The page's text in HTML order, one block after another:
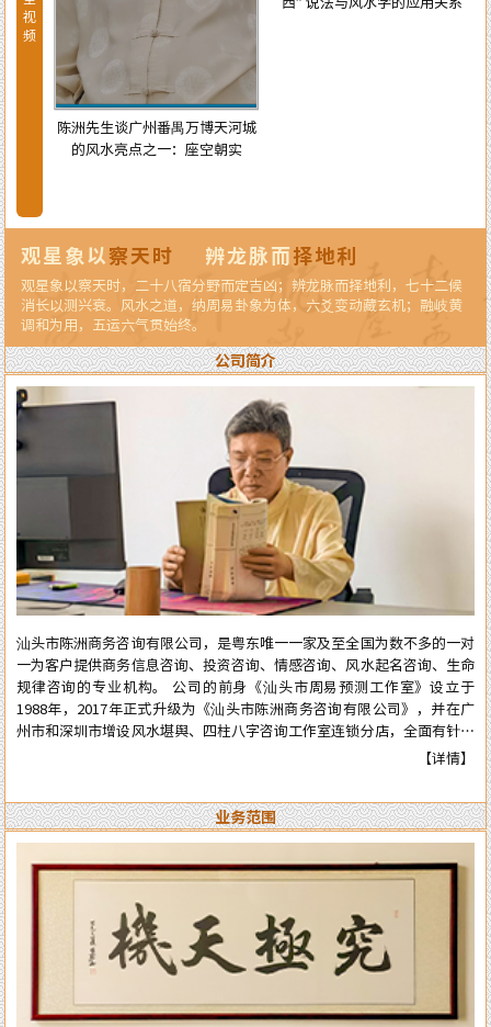
视
频
城
水
陈洲先生谈广州番禺万博天河城
的风水亮点之一：座空朝实
观星象以察天时 辨龙脉而择地利
观星象以察天时，二十八宿分野而定吉凶；辨龙脉而择地利，七十二候
消长以测兴衰。风水之道，纳周易卦象为体，六爻变动藏玄机；融岐黄
调和为用，五运六气贯始终。
公司简介
汕头市陈洲商务咨询有限公司，是粤东唯一一家及至全国为数不多的一对
一为客户提供商务信息咨询、投资咨询、情感咨询、风水起名咨询、生命
规律咨询的专业机构。 公司的前身《汕头市周易预测工作室》设立于
1988年，2017年正式升级为《汕头市陈洲商务咨询有限公司》，并在广
州市和深圳市增设风水堪舆、四柱八字咨询工作室连锁分店，全面有针对
性地为在广州市和深圳市工作、生活的广大广州、深圳客户提供咨询服
可信。近四十年来深得众多新老客户的高度好评和信任。 陈洲先生是三
十年前在汕头市与张克明、胡玉尺名老先生齐名的老牌预测师、风水师。
几十年来专业于四柱八字的预测、周易六爻占卜、风水堪舆调理，各种喜
庆择吉等。一生以直言敢断的风格，从不虚言巧语的业德而深受广大各界
人士的高度好评和信赖。时间能证明实力，陈洲先生能够三十多年从业至
今，口碑越来越好，客户越来越多，可想而知陈洲先生的学术修为的高深
程度！ 陈洲先生研究运用易学近四十年、学术上:理论基础高深，博取众
家之长，经验丰富、见解独到、业德高尚。 本公司网站对外服务项目，
全部真人实体进行预测与操作，服务质量绝对精准实用。详情了解可拔打
电话或加微信：13750405850（微信同号），进行咨询了解。
【详情】
业务范围